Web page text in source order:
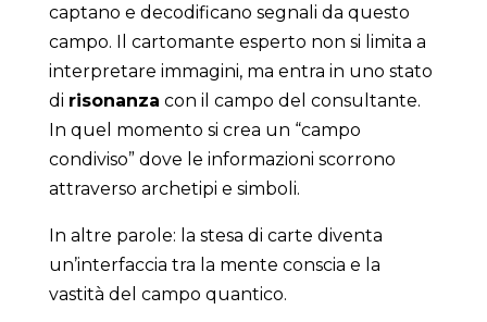
captano e decodificano segnali da questo
campo. Il cartomante esperto non si limita a
interpretare immagini, ma entra in uno stato
di risonanza con il campo del consultante.
In quel momento si crea un “campo
condiviso” dove le informazioni scorrono
attraverso archetipi e simboli.
In altre parole: la stesa di carte diventa
un’interfaccia tra la mente conscia e la
vastità del campo quantico.